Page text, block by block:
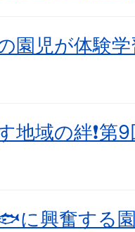
園児が体験
地域の絆❗第
に興奮する